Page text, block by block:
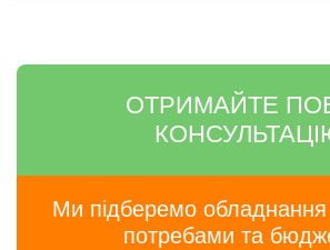
ОТРИМАЙТЕ
Ми підберемо
потребами та